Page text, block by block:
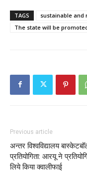
TAGS
sustainable and
The state will be
Previous article
अन्तर विश्वविद्यालय
प्रतियोगिता: आरयू ने
लिये किया क्वालीफाई